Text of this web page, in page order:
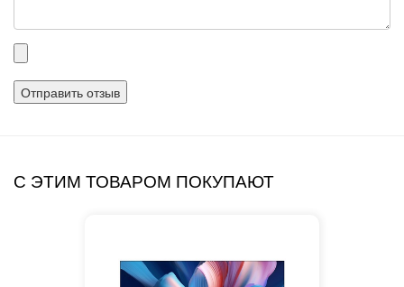
Прикрепленные
файлы
С ЭТИМ ТОВАРОМ ПОКУПАЮТ